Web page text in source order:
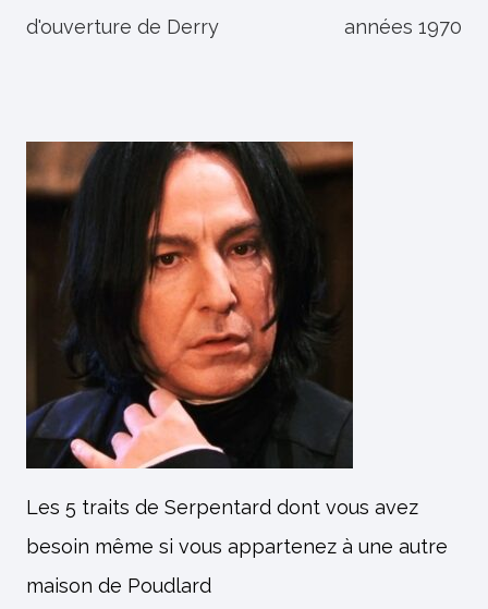
d'ouverture de Derry
années 1970
Les 5 traits de Serpentard dont vous avez
besoin même si vous appartenez à une autre
maison de Poudlard